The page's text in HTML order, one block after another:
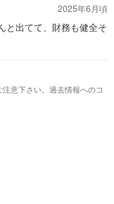
2025年6月頃
と出てて、財務も健全そ
意下さい。過去情報へのコ